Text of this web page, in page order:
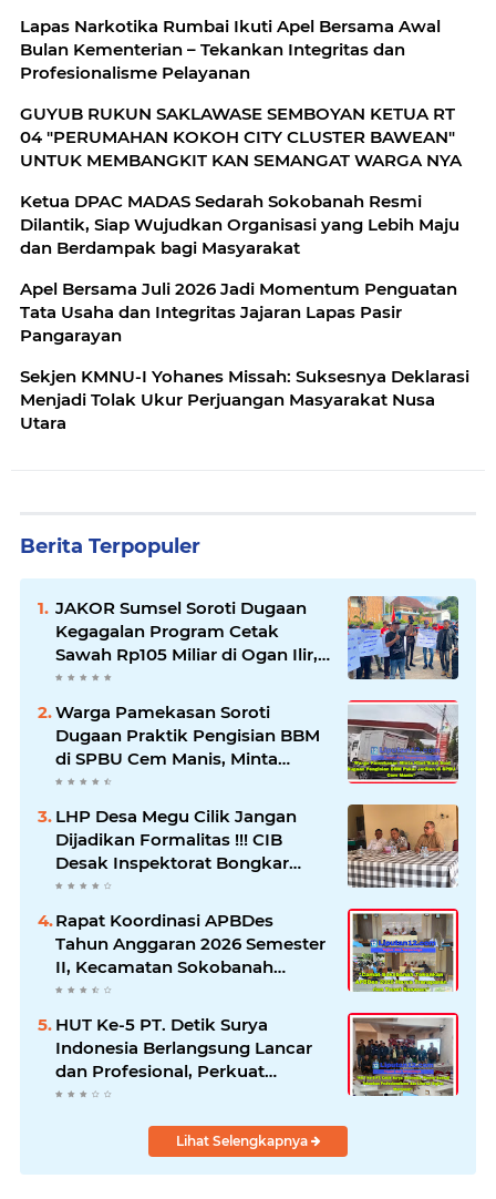
Lapas Narkotika Rumbai Ikuti Apel Bersama Awal
Bulan Kementerian – Tekankan Integritas dan
Profesionalisme Pelayanan
GUYUB RUKUN SAKLAWASE SEMBOYAN KETUA RT
04 "PERUMAHAN KOKOH CITY CLUSTER BAWEAN"
UNTUK MEMBANGKIT KAN SEMANGAT WARGA NYA
Ketua DPAC MADAS Sedarah Sokobanah Resmi
Dilantik, Siap Wujudkan Organisasi yang Lebih Maju
dan Berdampak bagi Masyarakat
Apel Bersama Juli 2026 Jadi Momentum Penguatan
Tata Usaha dan Integritas Jajaran Lapas Pasir
Pangarayan
Sekjen KMNU-I Yohanes Missah: Suksesnya Deklarasi
Menjadi Tolak Ukur Perjuangan Masyarakat Nusa
Utara
Berita Terpopuler
JAKOR Sumsel Soroti Dugaan
Kegagalan Program Cetak
Sawah Rp105 Miliar di Ogan Ilir,
Desak Kadis Pertanian Mundur
Warga Pamekasan Soroti
Dugaan Praktik Pengisian BBM
di SPBU Cem Manis, Minta
Klarifikasi dan Pengawasan
LHP Desa Megu Cilik Jangan
Dijadikan Formalitas !!! CIB
Desak Inspektorat Bongkar
Seluruh Fakta dan Hentikan
Dugaan Permainan Oknum
Rapat Koordinasi APBDes
Tahun Anggaran 2026 Semester
II, Kecamatan Sokobanah
Libatkan 12 Desa
HUT Ke-5 PT. Detik Surya
Indonesia Berlangsung Lancar
dan Profesional, Perkuat
Kompetensi Wartawan
Lihat Selengkapnya